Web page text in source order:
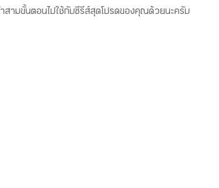
สามขั้นตอนไปใช้กับซีรีส์สุดโปรดของคุณด้วยนะครับ